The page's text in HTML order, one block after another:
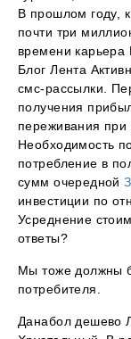
В прошлом году,
почти три
времени карьера
Блог Лента
смс-рассылки.
получения
переживания при
Необходимость
потребление в
сумм очередной
инвестиции по
Усреднение
ответы?
Мы тоже должны
потребителя.
Данабол дешево